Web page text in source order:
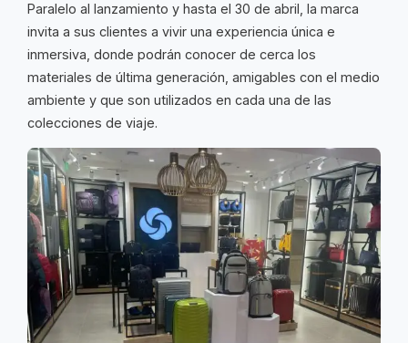
Paralelo al lanzamiento y hasta el 30 de abril, la marca
invita a sus clientes a vivir una experiencia única e
inmersiva, donde podrán conocer de cerca los
materiales de última generación, amigables con el medio
ambiente y que son utilizados en cada una de las
colecciones de viaje.